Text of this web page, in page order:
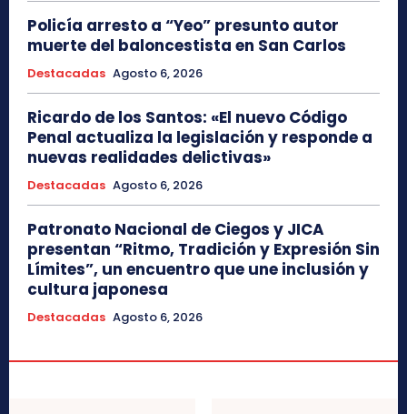
Policía arresto a “Yeo” presunto autor
muerte del baloncestista en San Carlos
Destacadas Agosto 6, 2026
Ricardo de los Santos: «El nuevo Código
Penal actualiza la legislación y responde a
nuevas realidades delictivas»
Destacadas Agosto 6, 2026
Patronato Nacional de Ciegos y JICA
presentan “Ritmo, Tradición y Expresión Sin
Límites”, un encuentro que une inclusión y
cultura japonesa
Destacadas Agosto 6, 2026